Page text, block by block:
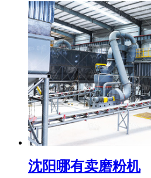
沈阳哪有卖磨粉机